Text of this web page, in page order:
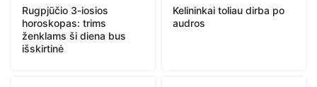
Rugpjūčio 3-iosios
horoskopas: trims
ženklams ši diena bus
išskirtinė
Kelininkai toliau dirba po
audros